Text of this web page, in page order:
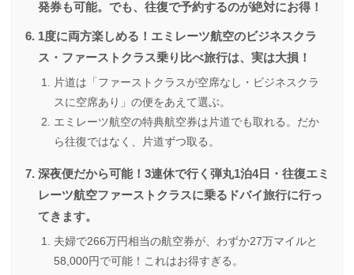
発券も可能。でも、往復で予約するのが絶対にお得！
1度に両方楽しめる！エミレーツ航空のビジネスクラ
ス・ファーストクラス乗り比べ旅行は、実は大損！
片道は「ファーストクラスが空席なし・ビジネスクラ
スに空席あり」の便をあえて選ぶ。
エミレーツ航空の特典航空券は片道でも取れる。だか
ら往復ではなく、片道ずつ取る。
深夜便だから可能！3連休で行く弾丸1泊4日・往復エミ
レーツ航空ファーストクラスに乗るドバイ旅行に行っ
てきます。
夫婦で266万円相当の航空券が、わずか27万マイルと
58,000円で可能！これはお得すぎる。